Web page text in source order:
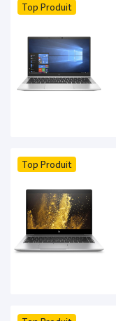
Top Produit
Top Produit